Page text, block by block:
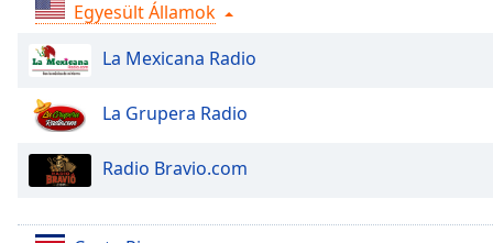
subtitles
settings
opens
settings
dialog
subtitles
off,
Egyesült Államok
La Mexicana Radio
La Grupera Radio
Radio Bravio.com